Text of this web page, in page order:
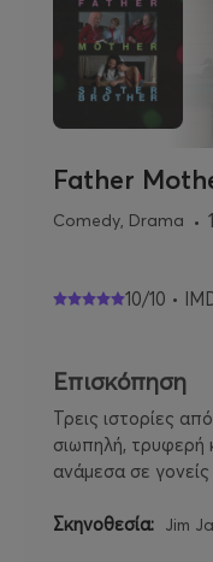
Father
Comedy, Drama
10/10 •
Επισκόπηση
Τρεις ιστορίες
σιωπηλή, τρυφερή
ανάμεσα σε γονείς
Σκηνοθεσία: Jim